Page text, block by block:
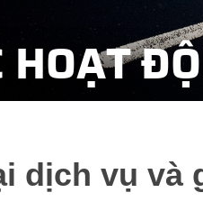
dịch vụ và